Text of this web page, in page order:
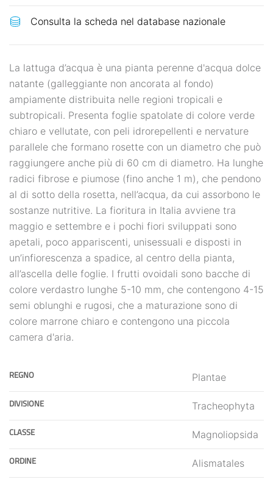
La lattuga d’acqua è una pianta perenne d'acqua dolce
natante (galleggiante non ancorata al fondo)
ampiamente distribuita nelle regioni tropicali e
subtropicali. Presenta foglie spatolate di colore verde
chiaro e vellutate, con peli idrorepellenti e nervature
parallele che formano rosette con un diametro che può
raggiungere anche più di 60 cm di diametro. Ha lunghe
radici fibrose e piumose (fino anche 1 m), che pendono
al di sotto della rosetta, nell’acqua, da cui assorbono le
sostanze nutritive. La fioritura in Italia avviene tra
maggio e settembre e i pochi fiori sviluppati sono
apetali, poco appariscenti, unisessuali e disposti in
un’infiorescenza a spadice, al centro della pianta,
all’ascella delle foglie. I frutti ovoidali sono bacche di
colore verdastro lunghe 5-10 mm, che contengono 4-15
semi oblunghi e rugosi, che a maturazione sono di
colore marrone chiaro e contengono una piccola
camera d'aria.
REGNO Plantae
DIVISIONE Tracheophyta
CLASSE Magnoliopsida
ORDINE Alismatales